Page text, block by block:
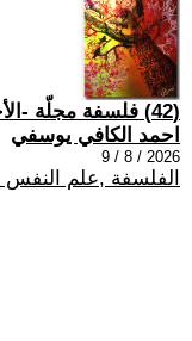
(42) فلسفة مجلّة -الأحوال الشخصيّة-
احمد الكافي يوسفي
2026 / 8 / 9
الفلسفة ,علم النفس